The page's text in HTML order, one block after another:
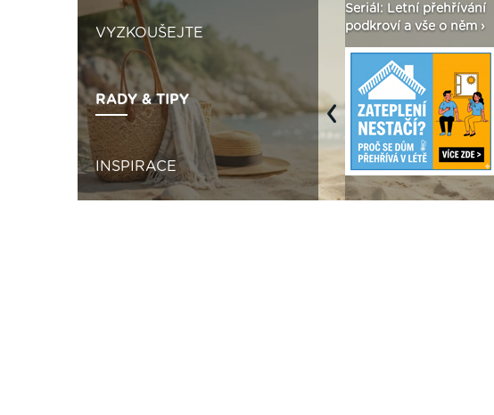
VYZKOUŠEJTE
RADY & TIPY
INSPIRACE
Vytvořte si vizualizaci
seženeme! ›
Seriál: Letní přehřívání
podkroví a vše o něm ›
Previous